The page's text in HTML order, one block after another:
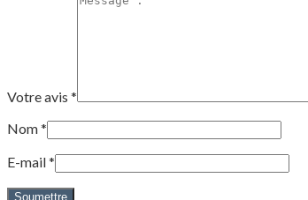
Votre avis *
Nom*
E-mail*